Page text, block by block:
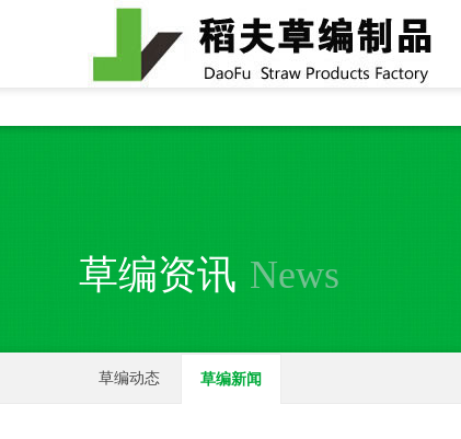
全国统一24小时销售电话：15937370357
草编资讯 News
草编动态 草编新闻